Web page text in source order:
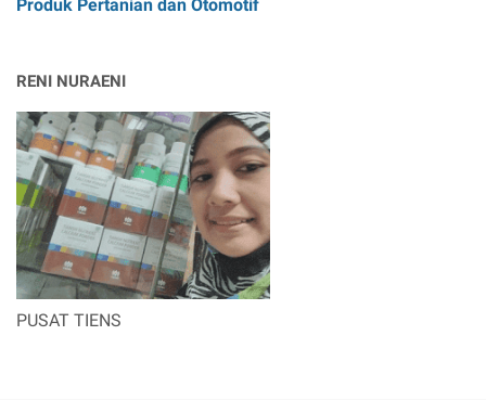
Produk Pertanian dan Otomotif
RENI NURAENI
PUSAT TIENS